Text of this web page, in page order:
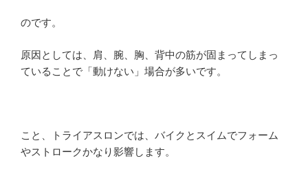
のです。
原因としては、肩、腕、胸、背中の筋が固まってしまっ
ていることで「動けない」場合が多いです。
こと、トライアスロンでは、バイクとスイムでフォーム
やストロークかなり影響します。